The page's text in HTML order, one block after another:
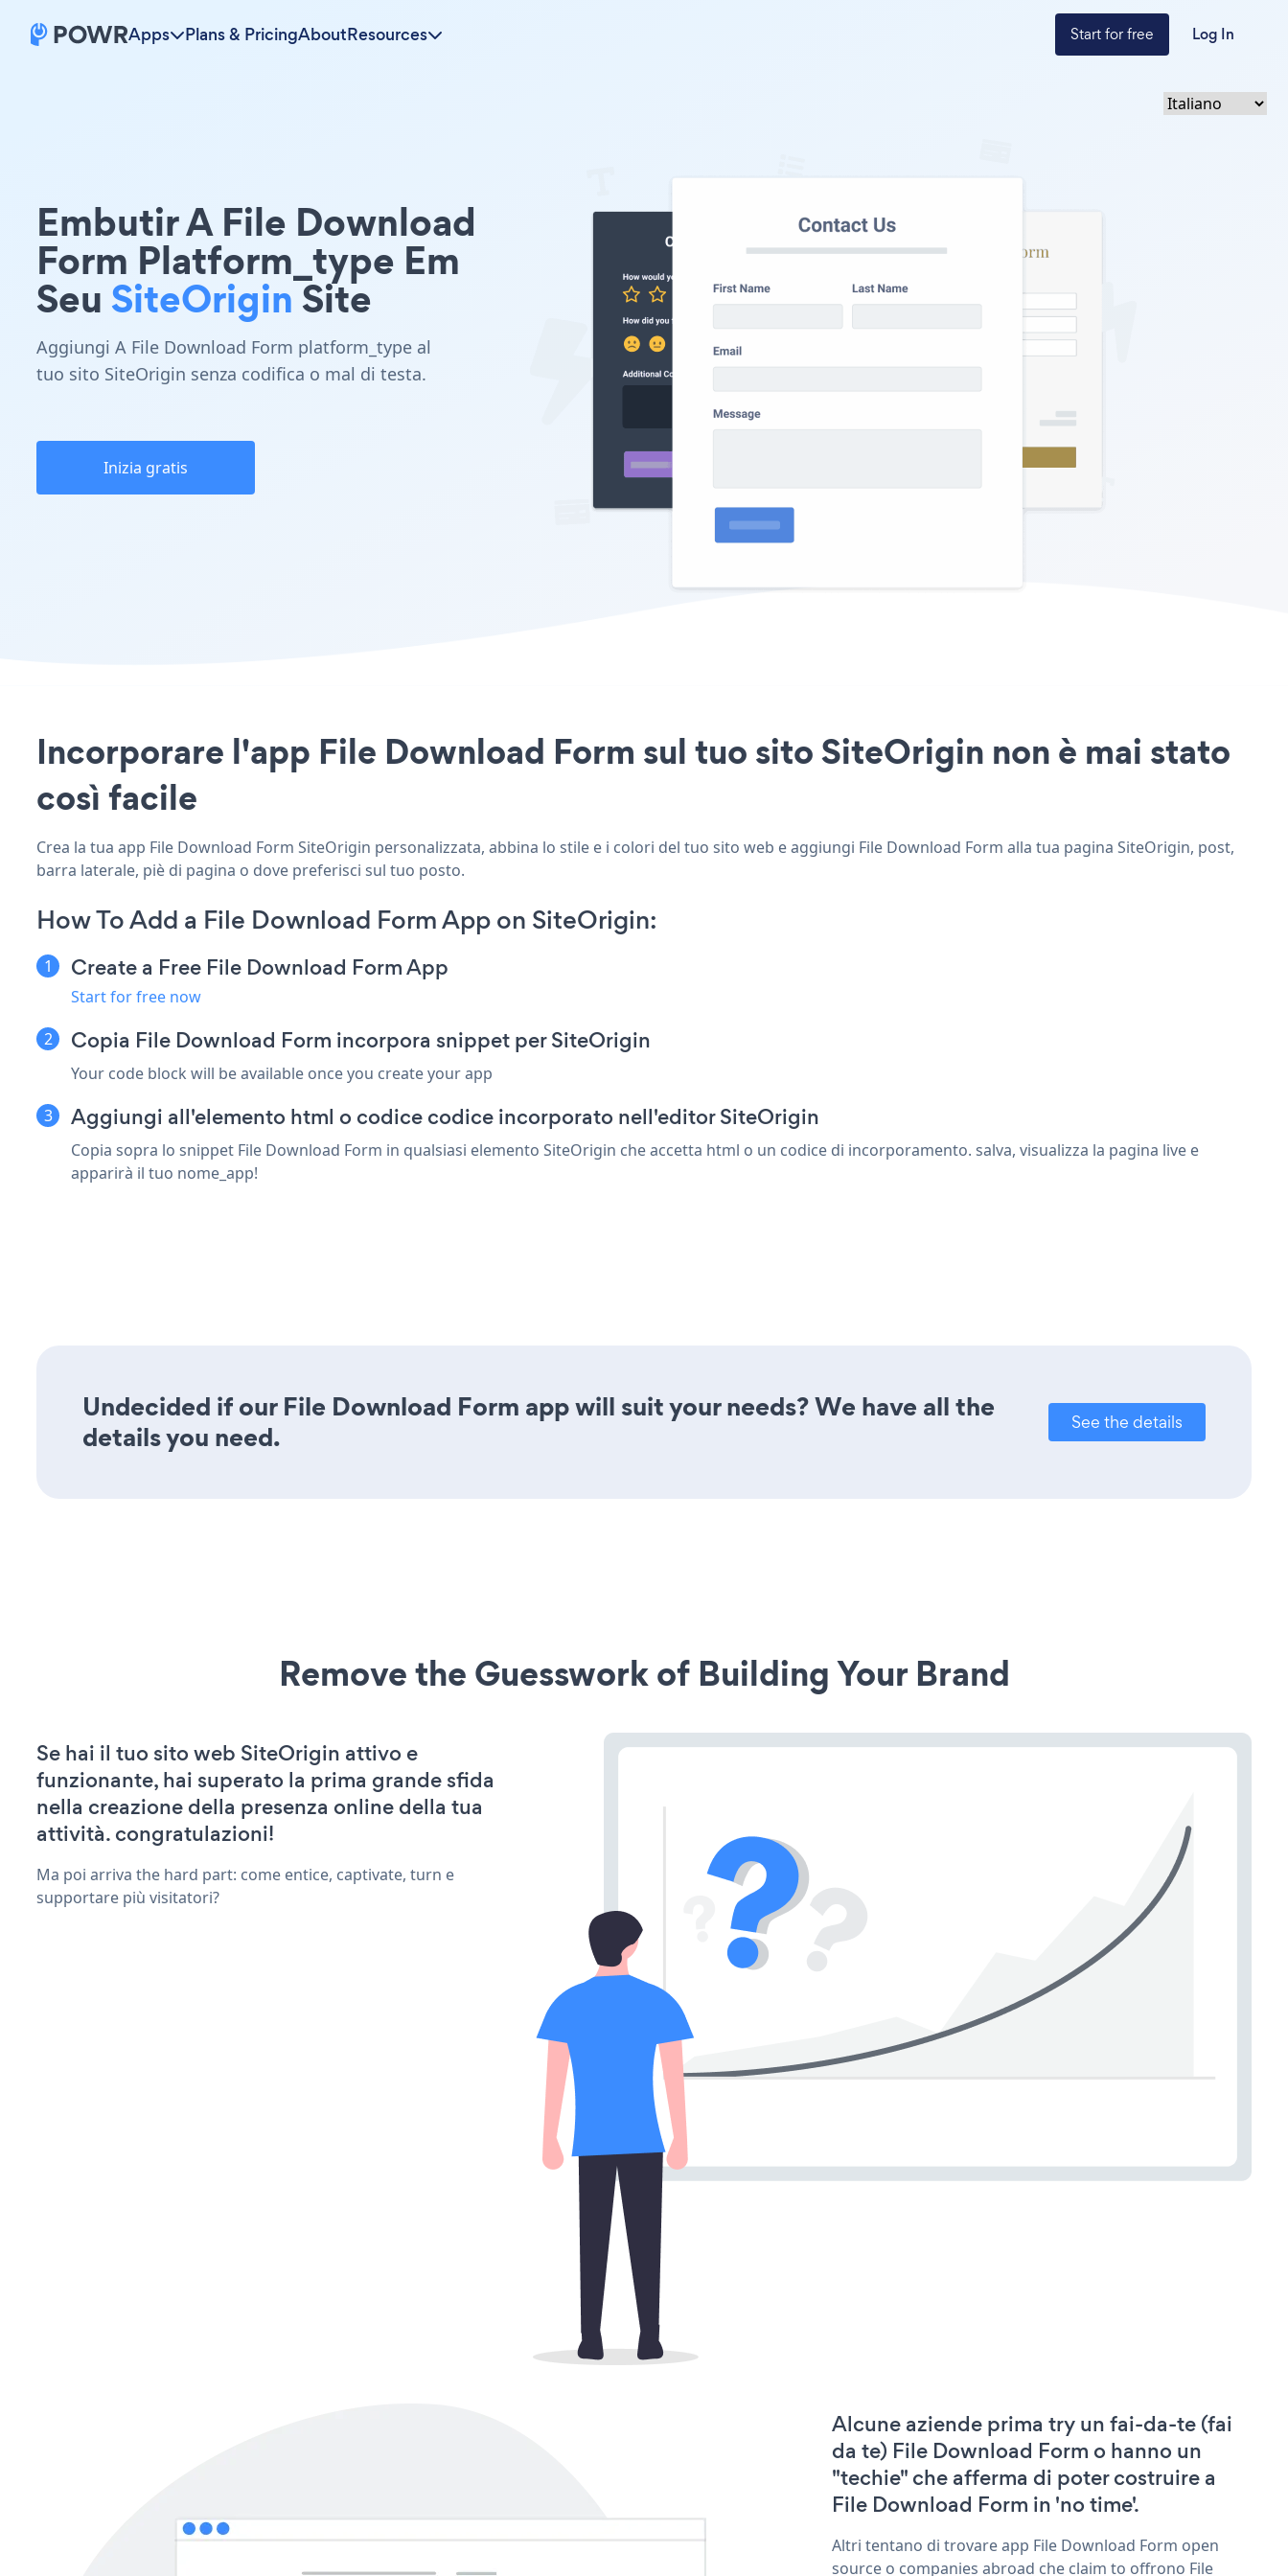
Apps Plans & PricingAboutResources Start for free Log In
Embutir A File Download
Form Platform_type Em
Seu SiteOriginSite
Aggiungi A File Download Form platform_type al
tuo sito SiteOrigin senza codifica o mal di testa.
Inizia gratis
Incorporare l'app File Download Form sul tuo sito SiteOrigin non è mai stato
così facile
Crea la tua app File Download Form SiteOrigin personalizzata, abbina lo stile e i colori del tuo sito web e aggiungi File Download Form alla tua pagina SiteOrigin, post,
barra laterale, piè di pagina o dove preferisci sul tuo posto.
How To Add a File Download Form App on SiteOrigin:
Create a Free File Download Form App
Start for free now
Copia File Download Form incorpora snippet per SiteOrigin
Your code block will be available once you create your app
Aggiungi all'elemento html o codice codice incorporato nell'editor SiteOrigin
Copia sopra lo snippet File Download Form in qualsiasi elemento SiteOrigin che accetta html o un codice di incorporamento. salva, visualizza la pagina live e
apparirà il tuo nome_app!
Undecided if our File Download Form app will suit your needs? We have all the
details you need.
See the details
Remove the Guesswork of Building Your Brand
Se hai il tuo sito web SiteOrigin attivo e
funzionante, hai superato la prima grande sfida
nella creazione della presenza online della tua
attività. congratulazioni!
Ma poi arriva the hard part: come entice, captivate, turn e
supportare più visitatori?
Alcune aziende prima try un fai-da-te (fai
da te) File Download Form o hanno un
"techie" che afferma di poter costruire a
File Download Form in 'no time'.
Altri tentano di trovare app File Download Form open
source o companies abroad che claim to offrono File